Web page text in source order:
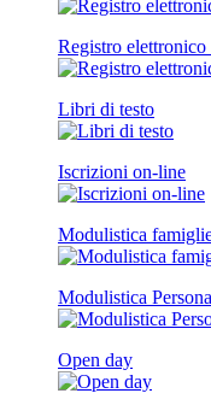
Registro
Libri di testo
Iscrizioni on-line
Modulistica
Modulistica
Open day